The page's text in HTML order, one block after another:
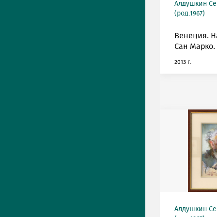
Алдушкин
(род.1967)
Венеция.
Сан Марко.
2013 г.
Алдушкин